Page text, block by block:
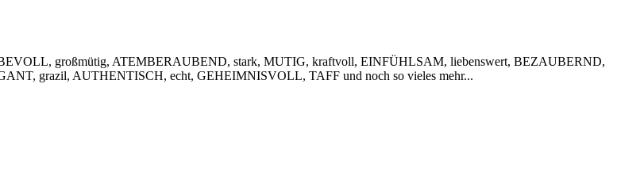
großmütig, ATEMBERAUBEND, stark, MUTIG, kraftvoll, EINFÜHLSAM, liebenswert, BEZAUBERND,
grazil, AUTHENTISCH, echt, GEHEIMNISVOLL, TAFF und noch so vieles mehr...